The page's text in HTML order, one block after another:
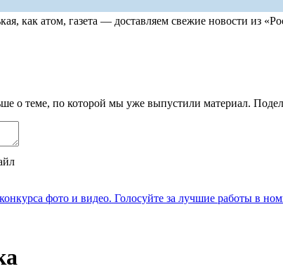
как атом, газета — доставляем свежие новости из
о теме, по которой мы уже выпустили материал.
фото и видео. Голосуйте за лучшие работы